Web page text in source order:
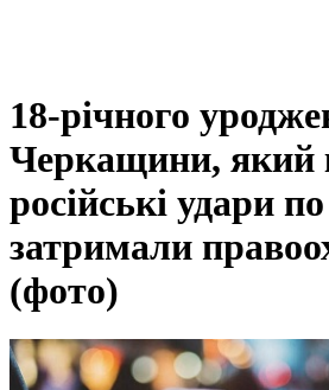
18-річного
Черкащини, який
російські удари
затримали
(фото)